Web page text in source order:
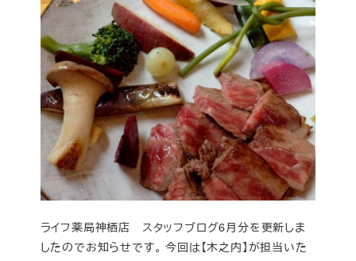
ライフ薬局神栖店 スタッフブログ6月分を更新しま
したのでお知らせです。 今回は【木之内】が担当いた